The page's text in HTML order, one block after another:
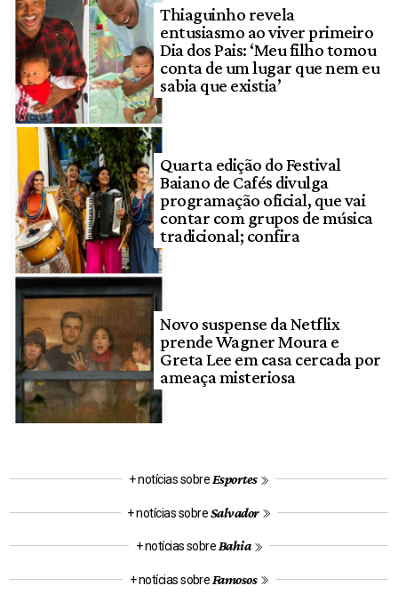
Thiaguinho revela
entusiasmo ao viver primeiro
Dia dos Pais: ‘Meu filho tomou
conta de um lugar que nem eu
sabia que existia’
Quarta edição do Festival
Baiano de Cafés divulga
programação oficial, que vai
contar com grupos de música
tradicional; confira
Novo suspense da Netflix
prende Wagner Moura e
Greta Lee em casa cercada por
ameaça misteriosa
+ notícias sobre Esportes
+ notícias sobreSalvador
+ notícias sobre Bahia
+ notícias sobre Famosos